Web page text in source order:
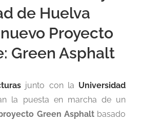
de Huelva
Proyecto
Green Asphalt
junto con la Universidad
la puesta en marcha de un
Green Asphaltbasado